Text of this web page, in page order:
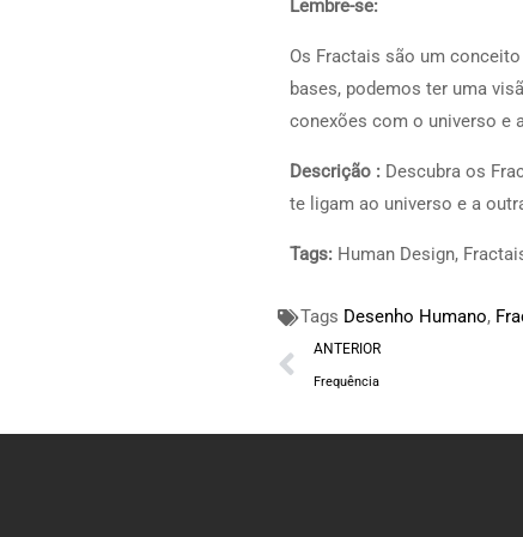
Lembre-se:
Os Fractais são um
bases, podemos ter uma
conexões com o universo e
Descrição : Descubra os
te ligam ao universo e a
Tags: Human Design,
Tags Desenho Humano,
ANTERIOR
Frequência